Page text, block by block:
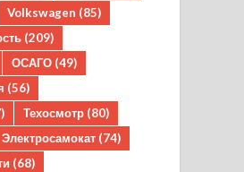
Volkswagen (85)
(209)
ОСАГО (49)
(56)
Техосмотр (80)
Электросамокат (74)
(68)